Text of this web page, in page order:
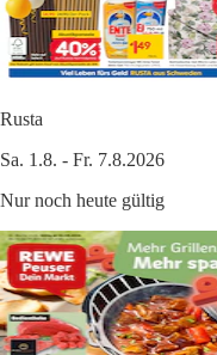
Rusta
Sa. 1.8. - Fr. 7.8.2026
Nur noch heute gültig